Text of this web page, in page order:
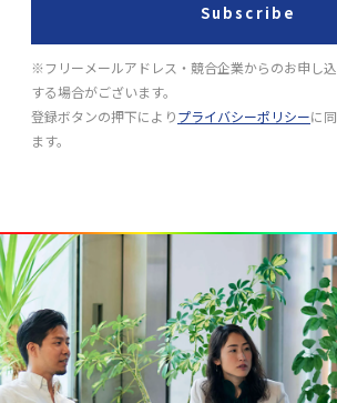
Subscribe
※フリーメールアドレス・競合企業からのお申し
する場合がございます。
登録ボタンの押下によりプライバシーポリシーに
ます。